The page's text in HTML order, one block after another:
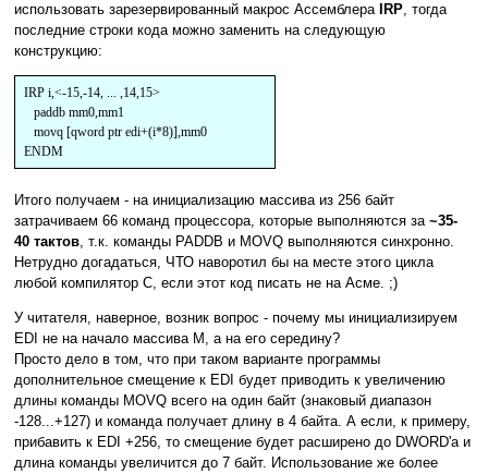
использовать зарезервированный макрос Ассемблера IRP, тогда
последние строки кода можно заменить на следующую
конструкцию:
IRP i,<-15,-14, ... ,14,15>
paddb mm0,mm1
movq [qword ptr edi+(i*8)],mm0
ENDM
Итого получаем - на инициализацию массива из 256 байт
затрачиваем 66 команд процессора, которые выполняются за ~35-
40 тактов, т.к. команды PADDB и MOVQ выполняются синхронно.
Нетрудно догадаться, ЧТО наворотил бы на месте этого цикла
любой компилятор С, если этот код писать не на Асме. ;)
У читателя, наверное, возник вопрос - почему мы инициализируем
EDI не на начало массива M, а на его середину?
Просто дело в том, что при таком варианте программы
дополнительное смещение к EDI будет приводить к увеличению
длины команды MOVQ всего на один байт (знаковый диапазон
-128...+127) и команда получает длину в 4 байта. А если, к примеру,
прибавить к EDI +256, то смещение будет расширено до DWORD'a и
длина команды увеличится до 7 байт. Использование же более